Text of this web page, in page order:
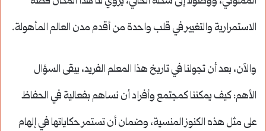
الاستمرارية والتغيير في قلب واحدة من أقدم مدن العالم المأهولة.
والآن، بعد أن تجولنا في تاريخ هذا المعلم الفريد، يبقى السؤال
الأهم: كيف يمكننا كمجتمع وأفراد أن نساهم بفعالية في الحفاظ
على مثل هذه الكنوز المنسية، وضمان أن تستمر حكاياتها في إلهام